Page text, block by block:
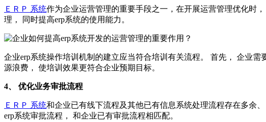
ＥＲＰ 系统作为企业运营管理的重要手段之一，在开展运营管理优化时
理， 同时提高erp系统的使用能力。
企业erp系统操作培训机制的建立应当符合培训有关流程。 首先， 企业
源浪费， 使培训效果更符合企业预期目标。
4、 优化业务审批流程
ＥＲＰ 系统和企业已有线下流程及其他已有信息系统处理流程存在多余
erp系统审批流程， 和企业已有审批流程相匹配。